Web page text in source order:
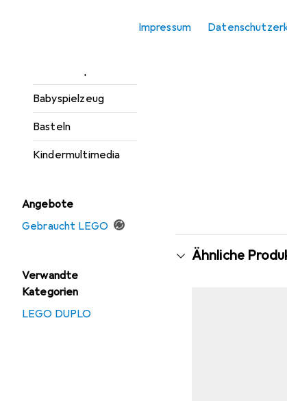
Impressum
Outdoor Spiele
Babyspielzeug
Basteln
Kindermultimedia
Angebote
Gebraucht LEGO
Verwandte
Kategorien
LEGO DUPLO
Ähnliche